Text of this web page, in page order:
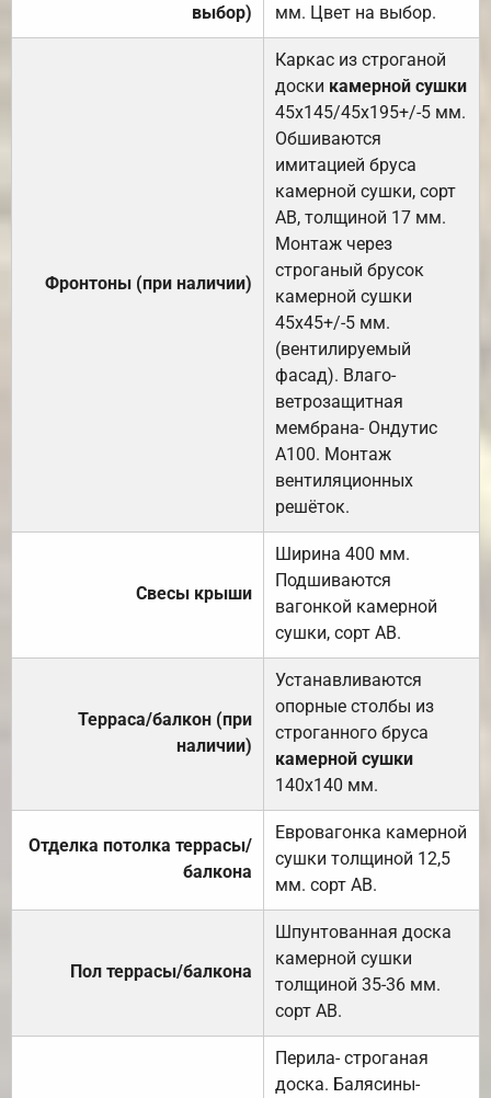
выбор)
мм. Цвет на выбор.
Фронтоны (при наличии)
Каркас из строганой
доски камерной сушки
45х145/45х195+/-5 мм.
Обшиваются
имитацией бруса
камерной сушки, сорт
АВ, толщиной 17 мм.
Монтаж через
строганый брусок
камерной сушки
45х45+/-5 мм.
(вентилируемый
фасад). Влаго-
ветрозащитная
мембрана- Ондутис
А100. Монтаж
вентиляционных
решёток.
Свесы крыши
Ширина 400 мм.
Подшиваются
вагонкой камерной
сушки, сорт АВ.
Терраса/балкон (при
наличии)
Устанавливаются
опорные столбы из
строганного бруса
камерной сушки
140х140 мм.
Отделка потолка террасы/
балкона
Евровагонка камерной
сушки толщиной 12,5
мм. сорт АВ.
Пол террасы/балкона
Шпунтованная доска
камерной сушки
толщиной 35-36 мм.
сорт АВ.
Перила- строганая
доска. Балясины-